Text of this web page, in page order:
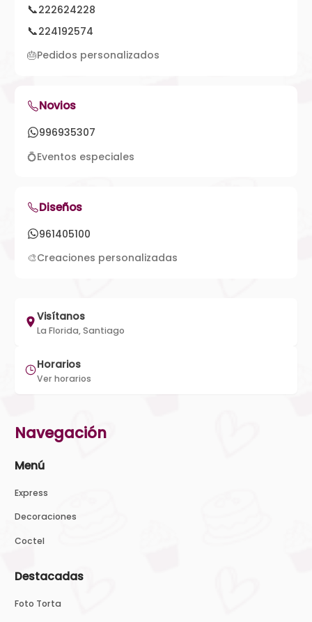
📞222624228
📞224192574
🎂Pedidos personalizados
Novios
996935307
💍Eventos especiales
Diseños
961405100
🎨Creaciones personalizadas
Visítanos
La Florida, Santiago
Horarios
Ver horarios
Navegación
Menú
Express
Decoraciones
Coctel
Destacadas
Foto Torta